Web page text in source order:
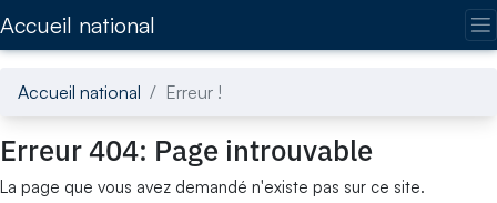
Accueil national
Accueil national Erreur !
Erreur 404: Page introuvable
La page que vous avez demandé n'existe pas sur ce site.